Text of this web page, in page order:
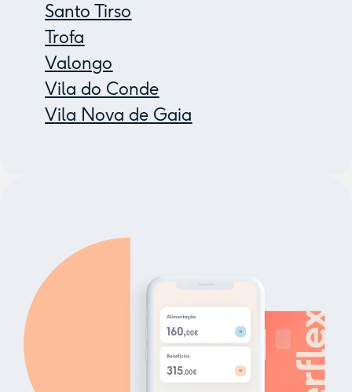
Santo Tirso
Trofa
Valongo
Vila do Conde
Vila Nova de Gaia